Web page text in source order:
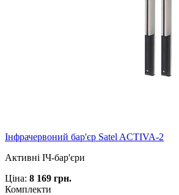
Інфрачервоний бар'єр Satel ACTIVA-2
Активні ІЧ-бар'єри
Ціна: 8 169 грн.
Комплекти